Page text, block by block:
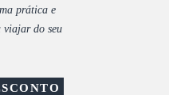
prática e
viajar do seu